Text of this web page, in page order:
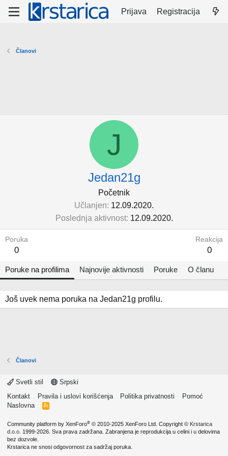
Prijava Registracija
Članovi
J
Jedan21g
Početnik
Učlanjen 12.09.2020.
Poslednja aktivnost 12.09.2020.
Poruka
0
Reakcija
0
Poruke na profilima Najnovije aktivnosti Poruke O članu
Još uvek nema poruka na Jedan21g profilu.
Članovi
Svetli stil
Srpski
Kontakt
Pravila i uslovi korišćenja Politika privatnosti
Pomoć
Naslovna
R
Community platform by XenForo® © 2010-2025 XenForo Ltd. Copyright © Krstarica
d.o.o. 1999-2026. Sva prava zadržana. Zabranjena je reprodukcija u celini i u delovima
bez dozvole.
Krstarica ne snosi odgovornost za sadržaj poruka.